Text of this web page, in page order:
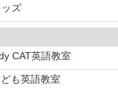
ズ
CAT英語教室
も英語教室